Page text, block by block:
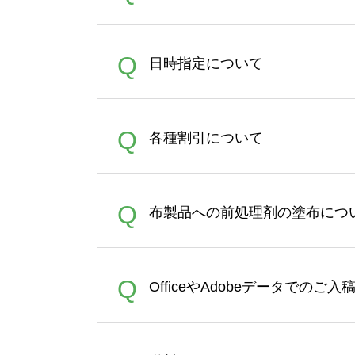
A
ン作成のお手伝いをすること
合は、デザインツールをご利
Q 日時指定について
A
者にご連絡いただき調整をお
Q 各種割引について
A
ポイントとして付与され、次
文時からご利用頂けます。ポ
れば、ランクにカウントがさ
Q 布製品への前処理剤の塗布につ
A
イト以外）のプリントは、濃
品をお届けするため、処理剤
Q OfficeやAdobeデータでのご入